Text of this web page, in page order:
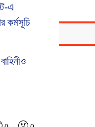
এ
কর্মসূচি